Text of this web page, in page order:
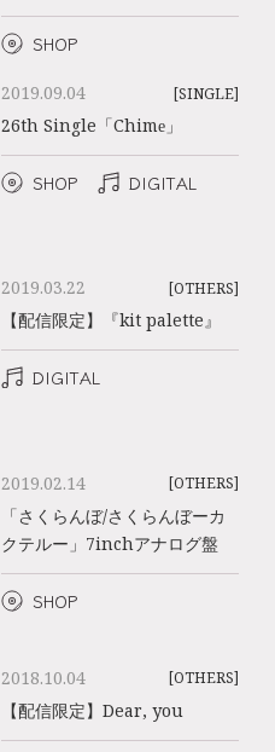
SHOP
2019.09.04 [SINGLE]
26th Single「Chime」
SHOP DIGITAL
2019.03.22 [OTHERS]
【配信限定】『kit palette』
DIGITAL
2019.02.14 [OTHERS]
「さくらんぼ/さくらんぼーカ
クテルー」7inchアナログ盤
SHOP
2018.10.04 [OTHERS]
【配信限定】Dear, you